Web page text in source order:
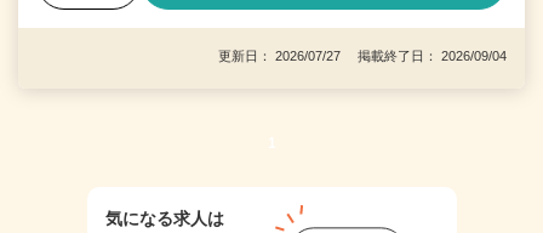
更新日： 2026/07/27 掲載終了日： 2026/09/04
1
気になる求人は